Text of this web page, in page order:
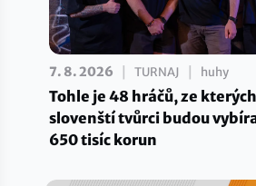
7. 8. 2026 TURNAJ huhy
Tohle je 48 hráčů, ze
slovenští tvůrci budou
650 tisíc korun